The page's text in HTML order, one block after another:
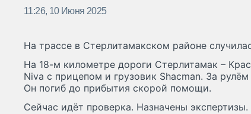
11:26, 10 Июня 2025
На трассе в Стерлитамакском районе
На 18-м километре дороги Стерлитамак –
Niva с прицепом и грузовик Shacman. За
Он погиб до прибытия скорой помощи.
Сейчас идёт проверка. Назначены экспертизы.